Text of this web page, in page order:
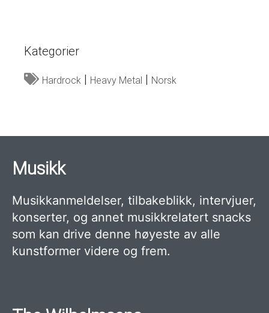
Kategorier
Hardrock Heavy Metal Norsk
Musikk
Musikkanmeldelser, tilbakeblikk, intervjuer,
konserter, og annet musikkrelatert snacks
som kan drive denne høyeste av alle
kunstformer videre og frem.